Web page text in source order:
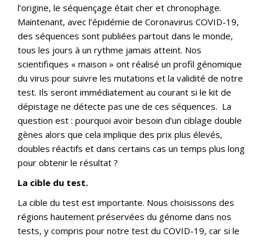
l’origine, le séquençage était cher et chronophage.
Maintenant, avec l’épidémie de Coronavirus COVID-19,
des séquences sont publiées partout dans le monde,
tous les jours à un rythme jamais atteint. Nos
scientifiques « maison » ont réalisé un profil génomique
du virus pour suivre les mutations et la validité de notre
test. Ils seront immédiatement au courant si le kit de
dépistage ne détecte pas une de ces séquences. La
question est : pourquoi avoir besoin d’un ciblage double
gènes alors que cela implique des prix plus élevés,
doubles réactifs et dans certains cas un temps plus long
pour obtenir le résultat ?
La cible du test.
La cible du test est importante. Nous choisissons des
régions hautement préservées du génome dans nos
tests, y compris pour notre test du COVID-19, car si le